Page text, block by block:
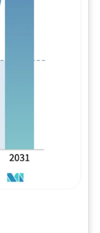
Intelligence. O reuso